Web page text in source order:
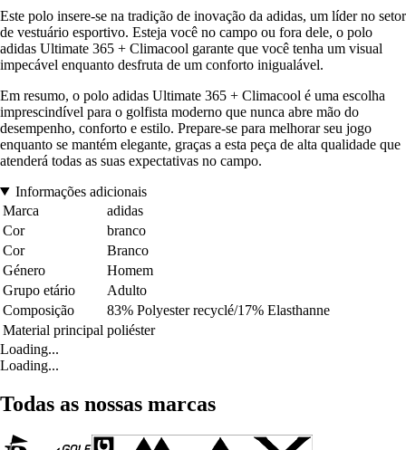
Este polo insere-se na tradição de inovação da adidas, um líder no setor
de vestuário esportivo. Esteja você no campo ou fora dele, o polo
adidas Ultimate 365 + Climacool garante que você tenha um visual
impecável enquanto desfruta de um conforto inigualável.
Em resumo, o polo adidas Ultimate 365 + Climacool é uma escolha
imprescindível para o golfista moderno que nunca abre mão do
desempenho, conforto e estilo. Prepare-se para melhorar seu jogo
enquanto se mantém elegante, graças a esta peça de alta qualidade que
atenderá todas as suas expectativas no campo.
Informações adicionais
Marca
adidas
Cor
branco
Cor
Branco
Género
Homem
Grupo etário
Adulto
Composição
83% Polyester recyclé/17% Elasthanne
Material principal poliéster
Loading...
Loading...
Todas as nossas marcas